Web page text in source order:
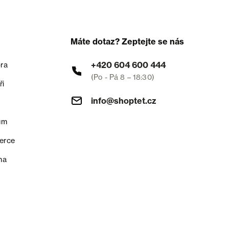
Máte dotaz? Zeptejte se nás
+420 604 600 444
(Po - Pá 8 – 18:30)
info@shoptet.cz